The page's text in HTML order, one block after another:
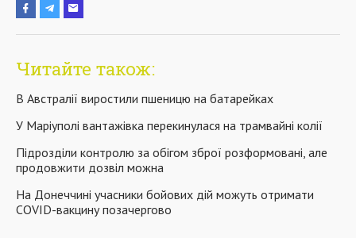
Читайте також:
В Австралії виростили пшеницю на батарейках
У Маріуполі вантажівка перекинулася на трамвайні колії
Підрозділи контролю за обігом зброї розформовані, але
продовжити дозвіл можна
На Донеччині учасники бойових дій можуть отримати
COVID-вакцину позачергово